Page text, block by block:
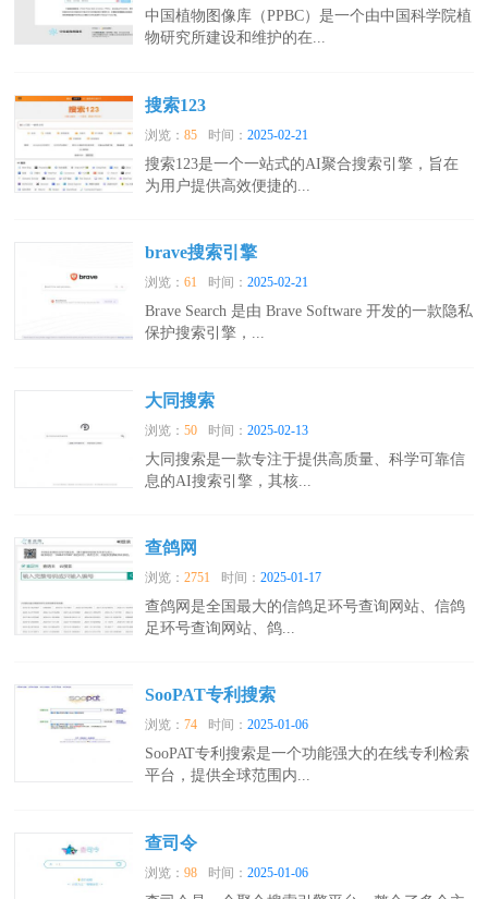
中国植物图像库（PPBC）是一个由中国科学院植
物研究所建设和维护的在...
搜索123
浏览：85 时间：2025-02-21
搜索123是一个一站式的AI聚合搜索引擎，旨在
为用户提供高效便捷的...
brave搜索引擎
浏览：61 时间：2025-02-21
Brave Search 是由 Brave Software 开发的一款隐私
保护搜索引擎，...
大同搜索
浏览：50 时间：2025-02-13
大同搜索是一款专注于提供高质量、科学可靠信
息的AI搜索引擎，其核...
查鸽网
浏览：2751 时间：2025-01-17
查鸽网是全国最大的信鸽足环号查询网站、信鸽
足环号查询网站、鸽...
SooPAT专利搜索
浏览：74 时间：2025-01-06
SooPAT专利搜索是一个功能强大的在线专利检索
平台，提供全球范围内...
查司令
浏览：98 时间：2025-01-06